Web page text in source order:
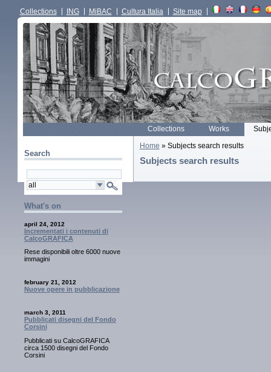
Collections ING MiBAC Cultura Italia Site map
Collections Works
Search
What's on
april 24, 2012
Incrementati i contenuti di
CalcoGRAFICA
Rese disponibili oltre 6000 nuove
immagini
february 21, 2012
Nuove opere in pubblicazione
march 3, 2011
Pubblicati disegni del Fondo
Corsini
Pubblicati su CalcoGRAFICA
circa 1500 disegni del Fondo
Corsini
Home » Subjects search results
Subjects search results